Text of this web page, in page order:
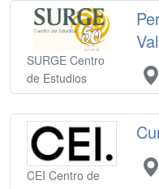
SURGE Centro
de Estudios
CEI Centro de